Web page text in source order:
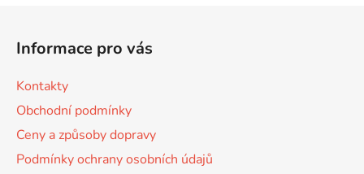
ý
Informace pro vás
Kontakty
Obchodní podmínky
Ceny a způsoby dopravy
Podmínky ochrany osobních údajů